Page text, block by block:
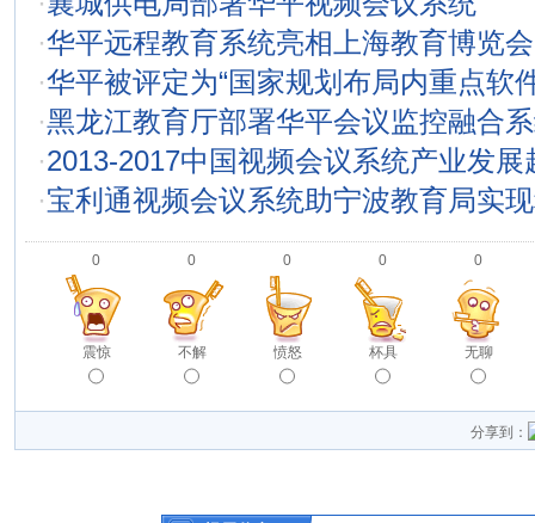
·华平远程教育系统亮相上海教育博览会
·华平被评定为“国家规划布局内重点软
·黑龙江教育厅部署华平会议监控融合
·2013-2017中国视频会议系统产业发展
·宝利通视频会议系统助宁波教育局实
0
震惊
0
不解
0
愤怒
0
杯具
0
无聊
分享到：